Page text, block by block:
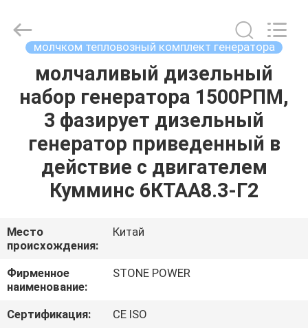
ДОМ
ПРОДУКТЫ
ПУТЕШЕСТВИЕ
ФАБРИКИ
ПРОВЕРКА
КАЧЕСТВА
POWER
CO.,LTD.
молчком тепловозный комплект генератора
молчаливый дизельный
набор генератора 1500РПМ,
3 фазирует дизельный
генератор приведенный в
действие с двигателем
Кумминс 6КТАА8.3-Г2
Место
происхождения:
Китай
Фирменное
наименование:
STONE POWER
Сертификация:
CE ISO